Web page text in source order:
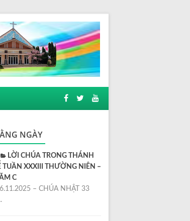
NGÀY
LỜI CHÚA TRONG THÁNH
TUẦN XXXIII THƯỜNG NIÊN –
C
– CHÚA NHẬT 33